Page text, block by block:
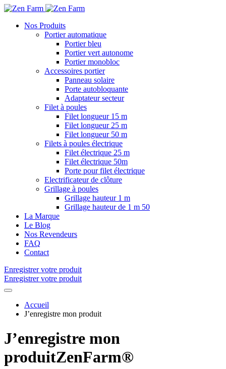
Nos Produits
Portier automatique
Portier bleu
Portier vert autonome
Portier monobloc
Accessoires portier
Panneau solaire
Porte autobloquante
Adaptateur secteur
Filet à poules
Filet longueur 15 m
Filet longueur 25 m
Filet longueur 50 m
Filets à poules électrique
Filet électrique 25 m
Filet électrique 50m
Porte pour filet électrique
Electrificateur de clôture
Grillage à poules
Grillage hauteur 1 m
Grillage hauteur de 1 m 50
La Marque
Le Blog
Nos Revendeurs
FAQ
Contact
Enregistrer votre produit
Enregistrer votre produit
Accueil
J’enregistre mon produit
J’enregistre mon
produitZenFarm®